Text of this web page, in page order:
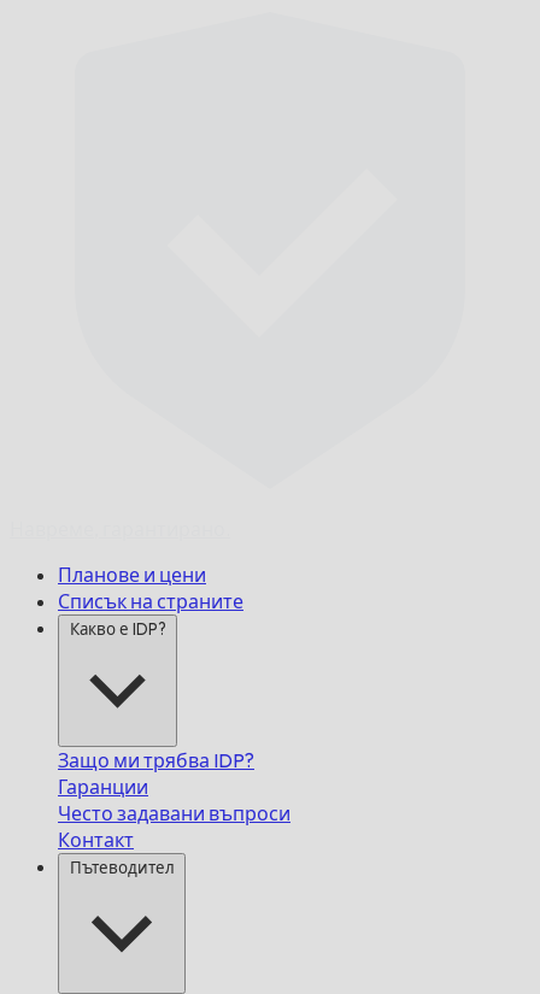
Планове и цени
Списък на страните
Какво е IDP?
Защо ми трябва IDP?
Гаранции
Често задавани въпроси
Контакт
Пътеводител